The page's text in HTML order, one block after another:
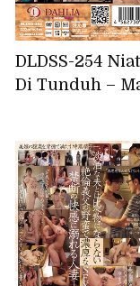
DLDSS-254
Di Tunduh –